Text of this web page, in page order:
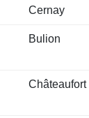
Cernay
Bulion
Châteaufort